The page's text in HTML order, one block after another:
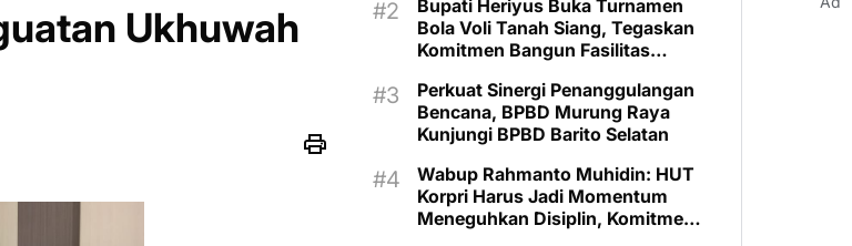
Ukhuwah
Bupati Heriyus Buka Turnamen
Bola Voli Tanah Siang, Tegaskan
Komitmen Bangun Fasilitas
Perkuat Sinergi Penanggulangan
Bencana, BPBD Murung Raya
Kunjungi BPBD Barito Selatan
Wabup Rahmanto Muhidin: HUT
Korpri Harus Jadi Momentum
Meneguhkan Disiplin, Komitmen